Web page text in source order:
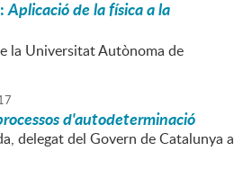
Aplicació de la física a la
la Universitat Autònoma de
d'autodeterminació
delegat del Govern de Catalunya a